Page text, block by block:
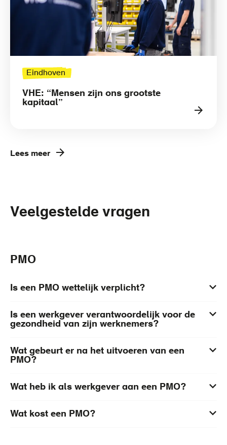
Eindhoven
VHE: “Mensen zijn ons grootste
kapitaal”
Lees meer
Veelgestelde vragen
PMO
Is een PMO wettelijk verplicht?
Is een werkgever verantwoordelijk voor de
gezondheid van zijn werknemers?
Wat gebeurt er na het uitvoeren van een
PMO?
Wat heb ik als werkgever aan een PMO?
Wat kost een PMO?